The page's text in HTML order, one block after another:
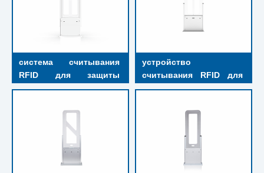
система считывания
RFID для защиты
библиотеки от краж
устройство
считывания RFID для
проверки
системы управления